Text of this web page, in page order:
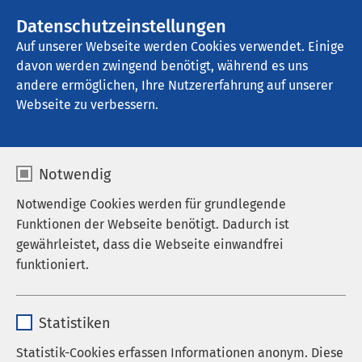
Datenschutzeinstellungen
Auf unserer Webseite werden Cookies verwendet. Einige
davon werden zwingend benötigt, während es uns
andere ermöglichen, Ihre Nutzererfahrung auf unserer
Webseite zu verbessern.
Notwendig
Notwendige Cookies werden für grundlegende
Funktionen der Webseite benötigt. Dadurch ist
gewährleistet, dass die Webseite einwandfrei
funktioniert.
Anbieter sgalinski
Statistiken
Statistik-Cookies erfassen Informationen anonym. Diese
AMEOS Senioren Wohnsitz Ratzeburg
Leitbild
A wie Außergewöhnlich: In jeder
Hinsicht, mit Qualität und Ideen
Die AMEOS Einrichtungen Ratzeburg umfassen die